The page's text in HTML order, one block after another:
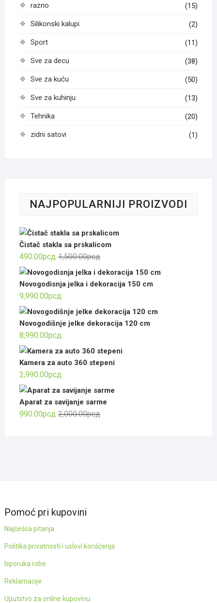
razno (15)
Silikonski kalupi (2)
Sport (11)
Sve za decu (38)
Sve za kuću (50)
Sve za kuhinju (13)
Tehnika (20)
zidni satovi (1)
NAJPOPULARNIJI PROIZVODI
Čistač stakla sa prskalicom
1,500.00рсдОригинална
цена
је
490.00рсд
Тренутна
цена
је:
490.00рсд.
Novogodisnja jelka i dekoracija 150 cm
9,990.00рсд
Novogodišnje jelke dekoracija 120 cm
8,990.00рсд
Kamera za auto 360 stepeni
2,990.00рсд
Aparat za savijanje sarme
2,000.00рсдОригинална
990.00рсд
Тренутна
Pomoć pri kupovini
Najčešća pitanja
Politika privatnosti i uslovi korišćenja
Isporuka robe
Reklamacije
Uputstvo za online kupovinu